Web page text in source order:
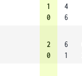
1
0
4
6
2
0
6
1